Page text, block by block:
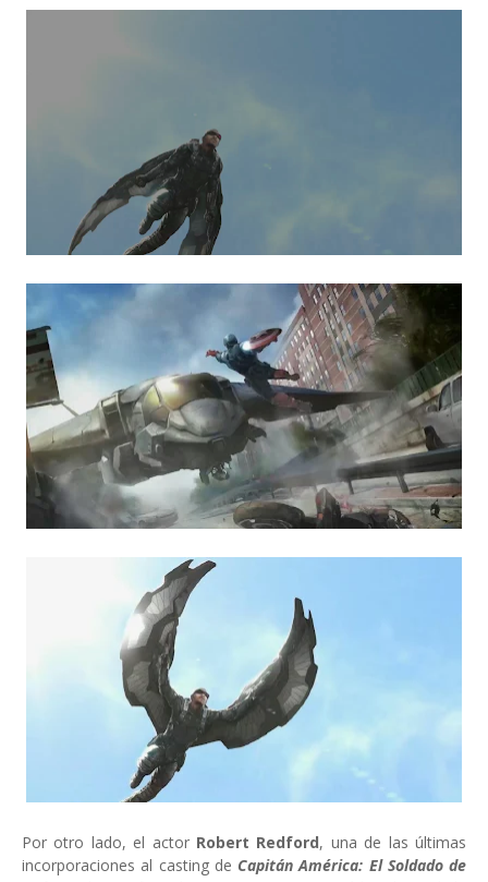
Por otro lado, el actor Robert Redford, una de las últimas
incorporaciones al casting de Capitán América: El Soldado de